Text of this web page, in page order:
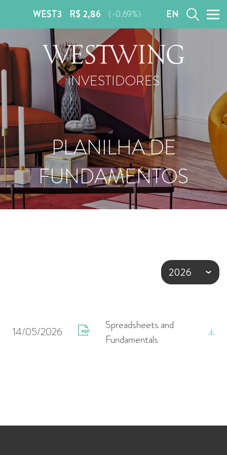
WEST3 R$ 2,86 (-0,69%) EN
INVESTIDORES
PLANILHA DE
FUNDAMENTOS
14/05/2026
Spreadsheets and
Fundamentals